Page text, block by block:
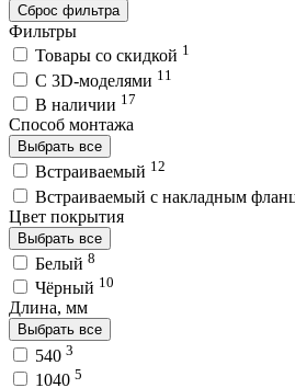
Сброс фильтра
Фильтры
Товары со скидкой 1
C 3D-моделями 11
В наличии 17
Способ монтажа
Выбрать все
Встраиваемый 12
Встраиваемый с накладным
Цвет покрытия
Выбрать все
Белый 8
Чёрный 10
Длина, мм
Выбрать все
540 3
1040 5